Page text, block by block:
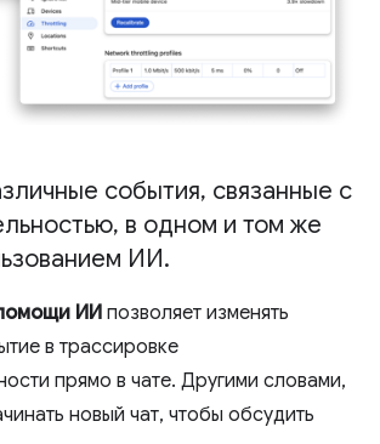
события, связанные с
, в одном и том же
ИИ.
ИИпозволяет изменять
в трассировке
прямо в чате. Другими словами,
новый чат, чтобы обсудить